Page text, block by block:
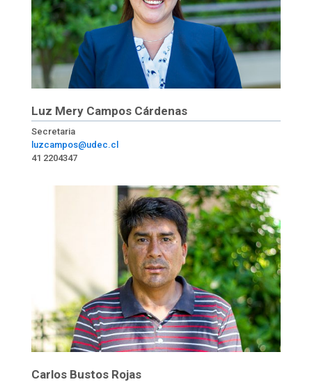
Luz Mery Campos Cárdenas
Secretaria
luzcampos@udec.cl
41 2204347
Carlos Bustos Rojas